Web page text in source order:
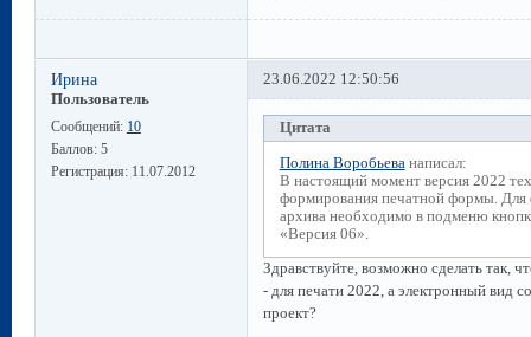
Ирина
Пользователь
Сообщений: 10
Баллов: 5
Регистрация: 11.07.2012
23.06.2022 12:50:56
Цитата
Полина Воробьеванаписал:
В настоящий момент версия 2022
формирования печатной формы. Для
архива необходимо в подменю
«Версия 06».
Здравствуйте, возможно сделать так,
- для печати 2022, а электронный вид
проект?